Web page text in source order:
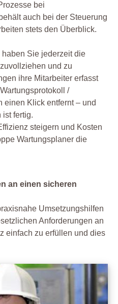
bei
auch bei der Steuerung
stets den Überblick.
haben Sie jederzeit die
und zu
ihre Mitarbeiter erfasst
/
einen Klick entfernt – und
ist fertig.
steigern und Kosten
Wartungsplaner die
an einen sicheren
Umsetzungshilfen
Anforderungen an
einfach zu erfüllen und dies